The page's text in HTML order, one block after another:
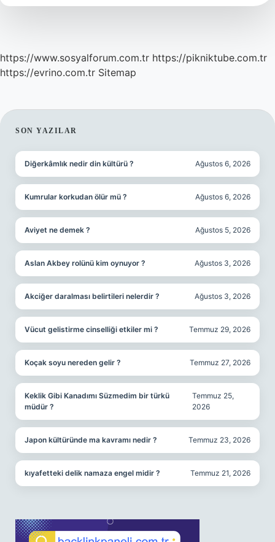
Üniversitelerde
https://www.sosyalforum.com.tr https://pikniktube.com.tr
https://evrino.com.tr Sitemap
SIDEBAR
SON YAZILAR
Diğerkâmlık nedir din kültürü ? Ağustos 6, 2026
Kumrular korkudan ölür mü ? Ağustos 6, 2026
Aviyet ne demek ? Ağustos 5, 2026
Aslan Akbey rolünü kim oynuyor ? Ağustos 3, 2026
Akciğer daralması belirtileri nelerdir ? Ağustos 3, 2026
Vücut gelistirme cinselliği etkiler mi ? Temmuz 29, 2026
Koçak soyu nereden gelir ? Temmuz 27, 2026
Keklik Gibi Kanadımı Süzmedim bir türkü
müdür ?
Temmuz 25,
2026
Japon kültüründe ma kavramı nedir ? Temmuz 23, 2026
kıyafetteki delik namaza engel midir ? Temmuz 21, 2026